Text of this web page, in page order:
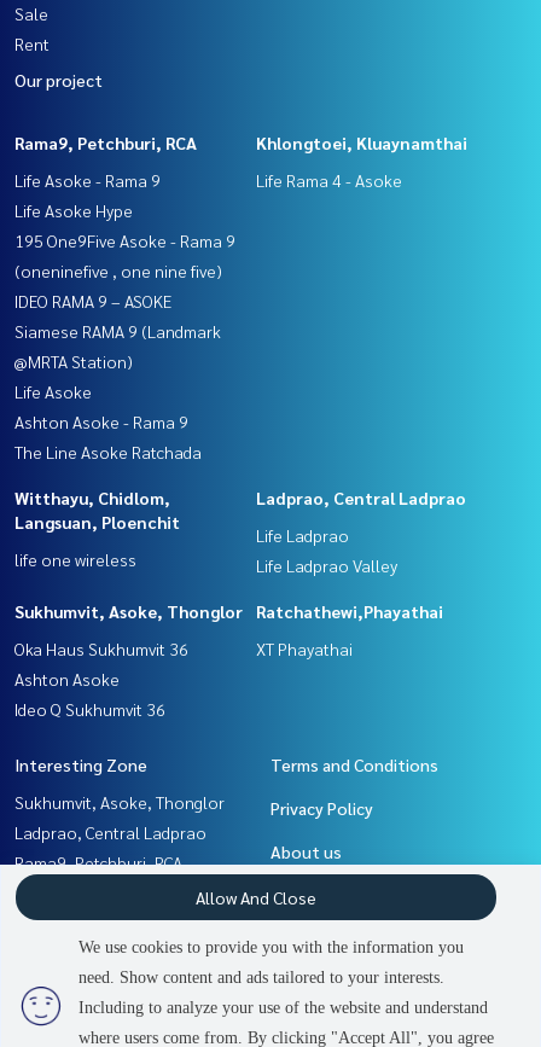
3 people are viewing
Sale
Rent
Our project
Rama9, Petchburi, RCA
Life Asoke - Rama 9
Life Asoke Hype
195 One9Five Asoke - Rama 9
(oneninefive , one nine five)
IDEO RAMA 9 – ASOKE
Siamese RAMA 9 (Landmark
@MRTA Station)
Life Asoke
Ashton Asoke - Rama 9
The Line Asoke Ratchada
Khlongtoei, Kluaynamthai
Life Rama 4 - Asoke
Witthayu, Chidlom,
Langsuan, Ploenchit
life one wireless
Ladprao, Central Ladprao
Life Ladprao
Life Ladprao Valley
Sukhumvit, Asoke, Thonglor
Oka Haus Sukhumvit 36
Ashton Asoke
Ideo Q Sukhumvit 36
Ratchathewi,Phayathai
XT Phayathai
Interesting Zone
Sukhumvit, Asoke, Thonglor
Ladprao, Central Ladprao
Rama9, Petchburi, RCA
Witthayu, Chidlom, Langsuan,
Ploenchit
Khlongtoei, Kluaynamthai
Ratchathewi,Phayathai
Terms and Conditions
Privacy Policy
About us
How to sale-rent
Contact
We use cookies to provide you with the information you
need. Show content and ads tailored to your interests.
Including to analyze your use of the website and understand
where users come from. By clicking "Accept All", you agree
Allow And Close